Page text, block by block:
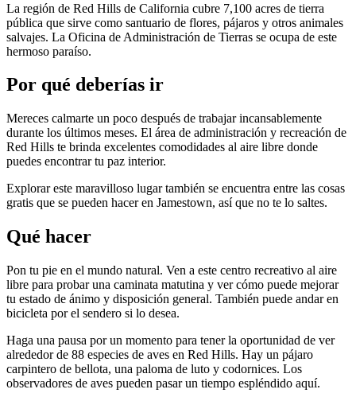
La región de Red Hills de California cubre 7,100 acres de tierra
pública que sirve como santuario de flores, pájaros y otros animales
salvajes. La Oficina de Administración de Tierras se ocupa de este
hermoso paraíso.
Por qué deberías ir
Mereces calmarte un poco después de trabajar incansablemente
durante los últimos meses. El área de administración y recreación de
Red Hills te brinda excelentes comodidades al aire libre donde
puedes encontrar tu paz interior.
Explorar este maravilloso lugar también se encuentra entre las cosas
gratis que se pueden hacer en Jamestown, así que no te lo saltes.
Qué hacer
Pon tu pie en el mundo natural. Ven a este centro recreativo al aire
libre para probar una caminata matutina y ver cómo puede mejorar
tu estado de ánimo y disposición general. También puede andar en
bicicleta por el sendero si lo desea.
Haga una pausa por un momento para tener la oportunidad de ver
alrededor de 88 especies de aves en Red Hills. Hay un pájaro
carpintero de bellota, una paloma de luto y codornices. Los
observadores de aves pueden pasar un tiempo espléndido aquí.